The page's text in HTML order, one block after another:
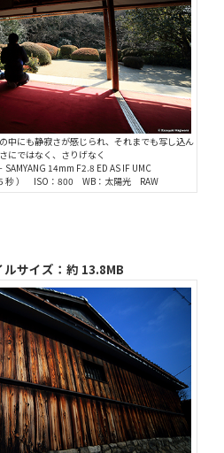
中にも静寂さが感じられ、それまでも写し込ん
にではなく、さりげなく
14mm F2.8 ED AS IF UMC
秒 ） ISO：800 WB：太陽光 RAW
サイズ：約 13.8MB